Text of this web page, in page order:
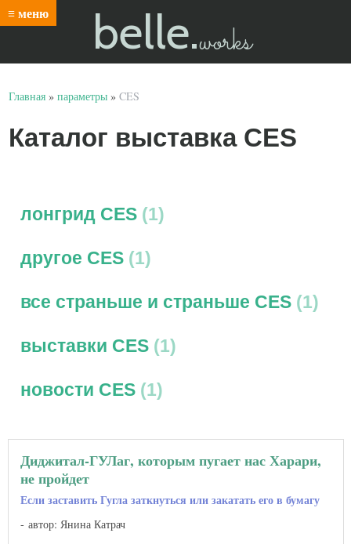
≡ меню belle.works
Главная » параметры » CES
Каталог выставка CES
лонгрид CES 1
другое CES 1
все страньше и страньше CES 1
выставки CES 1
новости CES 1
Диджитал-ГУЛаг, которым пугает нас Харари,
не пройдет
Если заставить Гугла заткнуться или закатать его в бумагу
автор: Янина Катрач